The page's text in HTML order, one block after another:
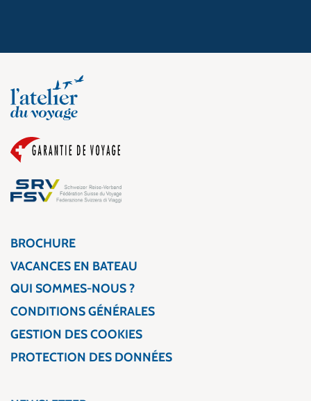
BROCHURE
VACANCES EN BATEAU
QUI SOMMES-NOUS ?
CONDITIONS GÉNÉRALES
GESTION DES COOKIES
PROTECTION DES DONNÉES